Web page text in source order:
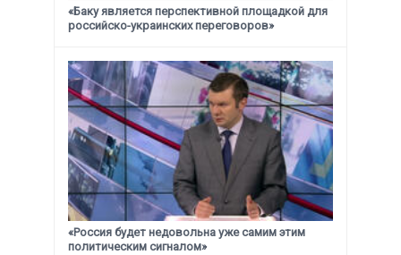
«Баку является перспективной площадкой для
российско-украинских переговоров»
«Россия будет недовольна уже самим этим
политическим сигналом»